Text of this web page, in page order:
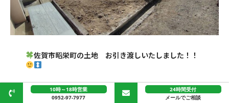
佐賀市昭栄町の土地 お引き渡しいたしました！！
2026年6月3日
10時～18時営業
0952-97-7977
24時間受付
メールでご相談